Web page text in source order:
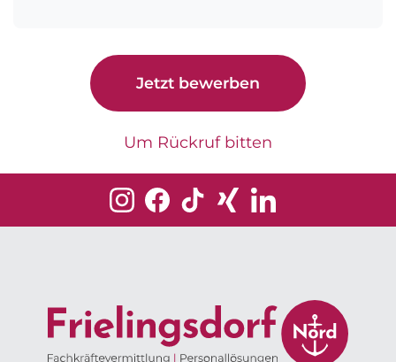
Jetzt bewerben
Um Rückruf bitten